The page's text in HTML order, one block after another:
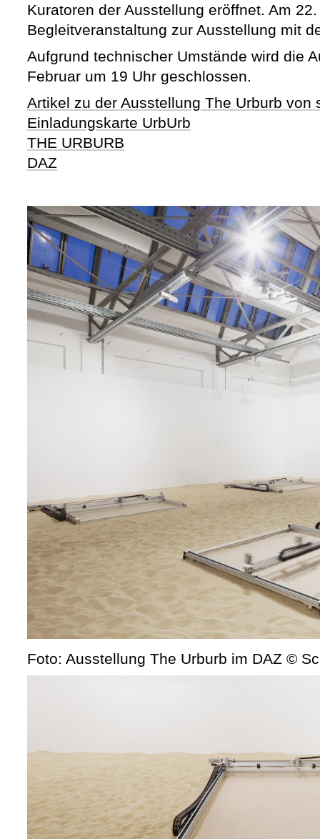
Kuratoren der Ausstellung eröffnet. Am
Begleitveranstaltung zur Ausstellung mit
Aufgrund technischer Umstände wird die
Februar um 19 Uhr geschlossen.
Artikel zu der Ausstellung The Urburb von
Einladungskarte UrbUrb
THE URBURB
DAZ
Foto: Ausstellung The Urburb im DAZ ©